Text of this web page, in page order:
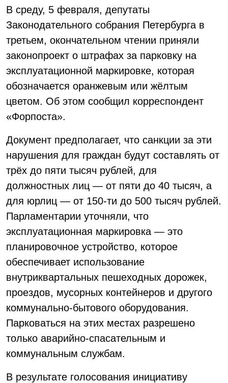
В среду, 5 февраля, депутаты
Законодательного собрания Петербурга в
третьем, окончательном чтении приняли
законопроект о штрафах за парковку на
эксплуатационной маркировке, которая
обозначается оранжевым или жёлтым
цветом. Об этом сообщил корреспондент
«Форпоста».
Документ предполагает, что санкции за эти
нарушения для граждан будут составлять от
трёх до пяти тысяч рублей, для
должностных лиц — от пяти до 40 тысяч, а
для юрлиц — от 150-ти до 500 тысяч рублей.
Парламентарии уточняли, что
эксплуатационная маркировка — это
планировочное устройство, которое
обеспечивает использование
внутриквартальных пешеходных дорожек,
проездов, мусорных контейнеров и другого
коммунально-бытового оборудования.
Парковаться на этих местах разрешено
только аварийно-спасательным и
коммунальным службам.
В результате голосования инициативу